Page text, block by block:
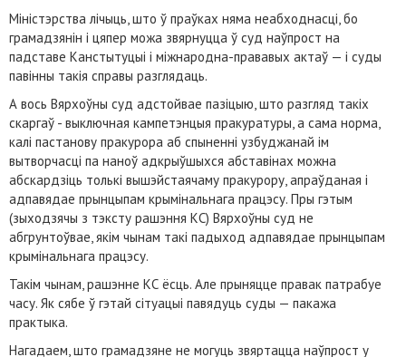
Міністэрства лічыць, што ў праўках няма неабходнасці, бо
грамадзянін і цяпер можа звярнуцца ў суд наўпрост на
падставе Канстытуцыі і міжнародна-прававых актаў — і суды
павінны такія справы разглядаць.
А вось Вярхоўны суд адстойвае пазіцыю, што разгляд такіх
скаргаў - выключная кампетэнцыя пракуратуры, а сама норма,
калі пастанову пракурора аб спыненні узбуджанай ім
вытворчасці па наноў адкрыўшыхся абставінах можна
абскардзіць толькі вышэйстаячаму пракурору, апраўданая і
адпавядае прынцыпам крымінальнага працэсу. Пры гэтым
(зыходзячы з тэксту рашэння КС) Вярхоўны суд не
абгрунтоўвае, якім чынам такі падыход адпавядае прынцыпам
крымінальнага працэсу.
Такім чынам, рашэнне КС ёсць. Але прыняцце правак патрабуе
часу. Як сябе ў гэтай сітуацыі павядуць суды — пакажа
практыка.
Нагадаем, што грамадзяне не могуць звяртацца наўпрост у